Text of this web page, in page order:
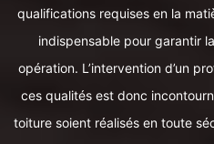
qualifications requises en la
indispensable pour garantir
opération. L’intervention d’un
ces qualités est donc
toiture soient réalisés en toute